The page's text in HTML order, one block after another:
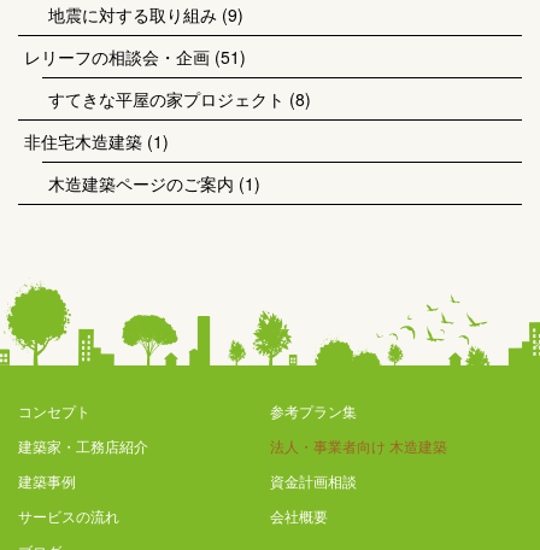
地震に対する取り組み (9)
レリーフの相談会・企画 (51)
すてきな平屋の家プロジェクト (8)
非住宅木造建築 (1)
木造建築ページのご案内 (1)
コンセプト
建築家・工務店紹介
建築事例
サービスの流れ
参考プラン集
法人・事業者向け 木造建築
資金計画相談
会社概要